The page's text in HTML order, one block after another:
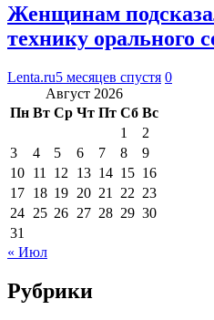
Женщинам
технику орального
Lenta.ru5 месяцев спустя 0
Август 2026
Пн Вт Ср Чт Пт Сб Вс
1
2
3
4 5 6 7 8
9
10 11 12 13 14 15 16
17 18 19 20 21 22 23
24 25 26 27 28 29 30
31
« Июл
Рубрики